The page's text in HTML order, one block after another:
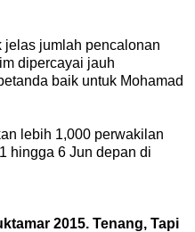
jelas jumlah pencalonan
dipercayai jauh
baik untuk Mohamad
lebih 1,000 perwakilan
hingga 6 Jun depan di
2015. Tenang, Tapi